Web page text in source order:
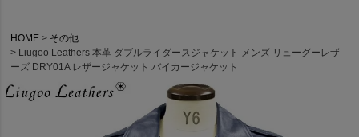
HOME
その他
Liugoo Leathers 本革 ダブルライダースジャケット メンズ リューグーレザ
ーズ DRY01A レザージャケット バイカージャケット